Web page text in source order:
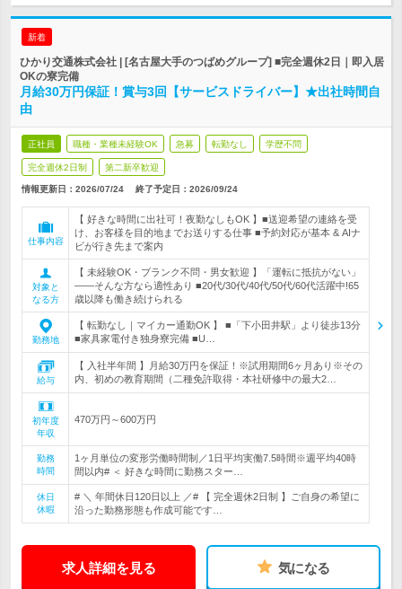
新着
ひかり交通株式会社 | [名古屋大手のつばめグループ] ■完全週休2日｜即入居
OKの寮完備
月給30万円保証！賞与3回【サービスドライバー】★出社時間自
由
正社員 職種・業種未経験OK 急募 転勤なし 学歴不問
完全週休2日制 第二新卒歓迎
情報更新日：2026/07/24 終了予定日： 2026/09/24
仕事内容
【 好きな時間に出社可！夜勤なしもOK 】■送迎希望の連絡を受
け、お客様を目的地までお送りする仕事 ■予約対応が基本 & AIナ
ビが行き先まで案内
対象と
なる方
【 未経験OK・ブランク不問・男女歓迎 】「運転に抵抗がない」
――そんな方なら適性あり ■20代/30代/40代/50代/60代活躍中!65
歳以降も働き続けられる
勤務地
【 転勤なし｜マイカー通勤OK 】 ■「下小田井駅」より徒歩13分
■家具家電付き独身寮完備 ■U…
給与
【 入社半年間 】月給30万円を保証！※試用期間6ヶ月あり※その
内、初めの教育期間（二種免許取得・本社研修中の最大2…
初年度
年収
470万円～600万円
勤務
時間
1ヶ月単位の変形労働時間制／1日平均実働7.5時間※週平均40時
間以内# ＜ 好きな時間に勤務スター…
休日
休暇
# ＼ 年間休日120日以上 ／# 【 完全週休2日制 】ご自身の希望に
沿った勤務形態も作成可能です…
求人詳細を見る 気になる